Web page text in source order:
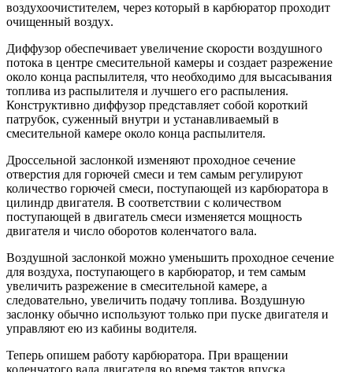
воздухоочистителем, через который в карбюратор проходит
очищенный воздух.
Диффузор обеспечивает увеличение скорости воздушного
потока в центре смесительной камеры и создает разрежение
около конца распылителя, что необходимо для высасывания
топлива из распылителя и лучшего его распыления.
Конструктивно диффузор представляет собой короткий
патрубок, суженный внутри и устанавливаемый в
смесительной камере около конца распылителя.
Дроссельной заслонкой изменяют проходное сечение
отверстия для горючей смеси и тем самым регулируют
количество горючей смеси, поступающей из карбюратора в
цилиндр двигателя. В соответствии с количеством
поступающей в двигатель смеси изменяется мощность
двигателя и число оборотов коленчатого вала.
Воздушной заслонкой можно уменьшить проходное сечение
для воздуха, поступающего в карбюратор, и тем самым
увеличить разрежение в смесительной камере, а
следовательно, увеличить подачу топлива. Воздушную
заслонку обычно используют только при пуске двигателя и
управляют ею из кабины водителя.
Теперь опишем работу карбюратора. При вращении
коленчатого вала двигателя во время тактов впуска,